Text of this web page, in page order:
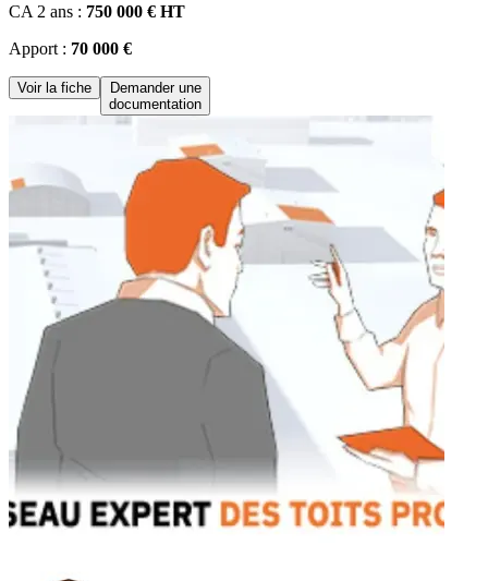
CA 2 ans : 750 000 € HT
Apport : 70 000 €
Voir la fiche
Demander une
documentation